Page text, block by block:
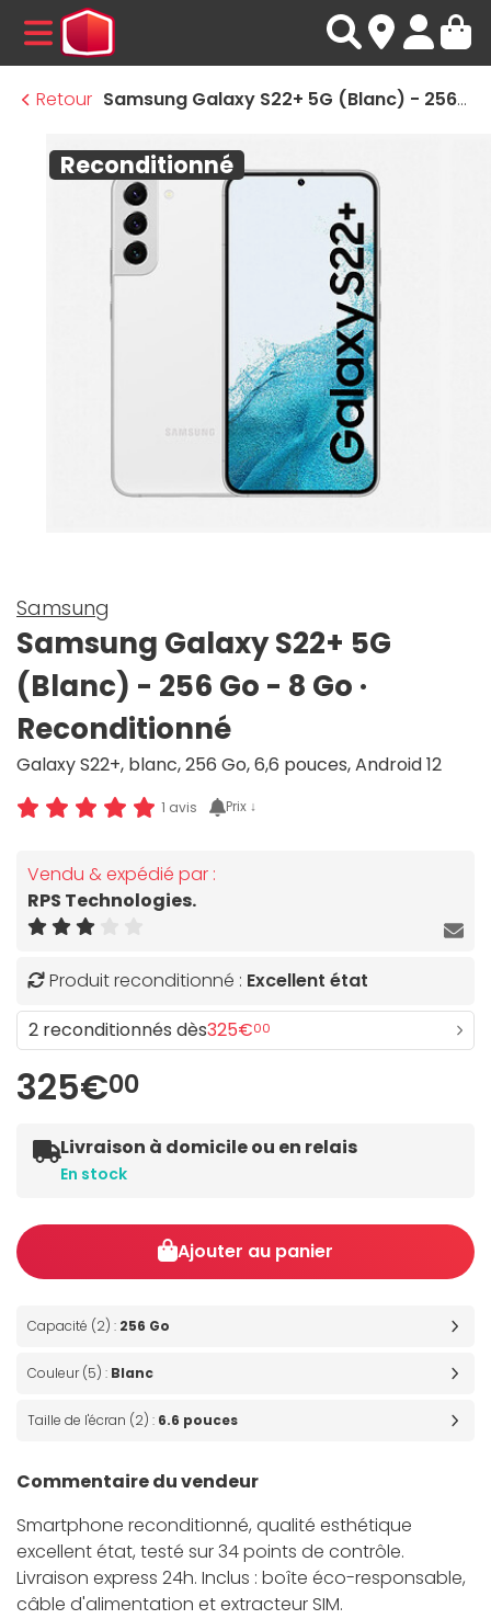
MENU
Retour
Samsung Galaxy S22+ 5G (Blanc) - 256 Go - 8 Go · Reconditionné
Reconditionné
Samsung
Samsung Galaxy S22+ 5G
(Blanc) - 256 Go - 8 Go ·
Reconditionné
Galaxy S22+, blanc, 256 Go, 6,6 pouces, Android 12
1 avis Prix ↓
Vendu & expédié par :
RPS Technologies.
Produit reconditionné : Excellent état
2 reconditionnés dès325€00
325€00
Livraison à domicile ou en relais
En stock
Ajouter au panier
Capacité (2) : 256 Go
Couleur (5) : Blanc
Taille de l'écran (2) : 6.6 pouces
Commentaire du vendeur
Smartphone reconditionné, qualité esthétique
excellent état, testé sur 34 points de contrôle.
Livraison express 24h. Inclus : boîte éco-responsable,
câble d'alimentation et extracteur SIM.